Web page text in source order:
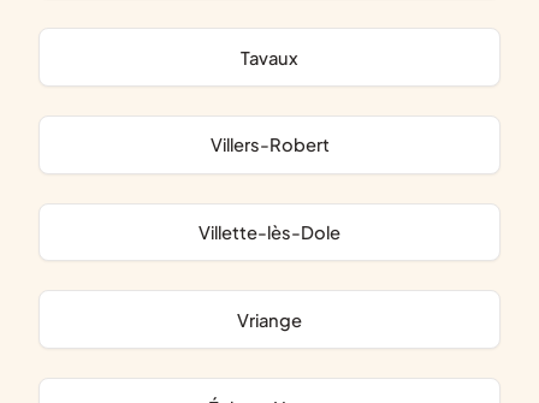
Tavaux
Villers-Robert
Villette-lès-Dole
Vriange